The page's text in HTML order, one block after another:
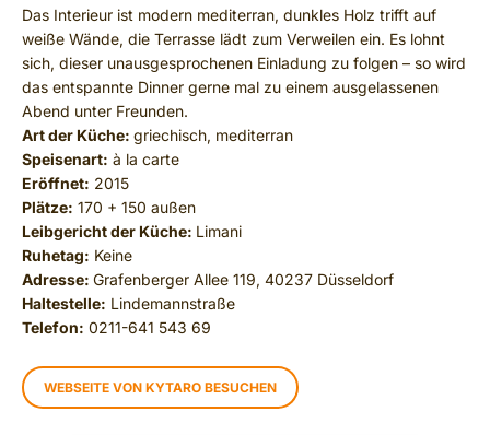
Das Interieur ist modern mediterran, dunkles Holz trifft auf
weiße Wände, die Terrasse lädt zum Verweilen ein. Es lohnt
sich, dieser unausgesprochenen Einladung zu folgen – so wird
das entspannte Dinner gerne mal zu einem ausgelassenen
Abend unter Freunden.
Art der Küche: griechisch, mediterran
Speisenart: à la carte
Eröffnet: 2015
Plätze: 170 + 150 außen
Leibgericht der Küche: Limani
Ruhetag: Keine
Adresse: Grafenberger Allee 119, 40237 Düsseldorf
Haltestelle: Lindemannstraße
Telefon: 0211-641 543 69
WEBSEITE VON KYTARO BESUCHEN